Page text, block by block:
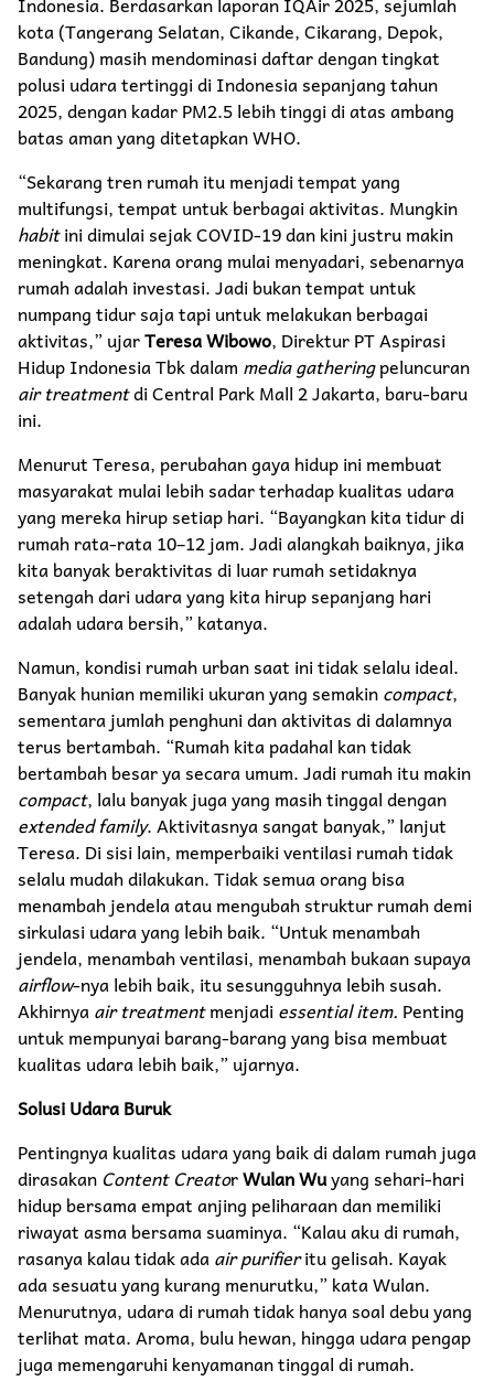
kota (Tangerang Selatan, Cikande, Cikarang, Depok,
Bandung) masih mendominasi daftar dengan tingkat
polusi udara tertinggi di Indonesia sepanjang tahun
2025, dengan kadar PM2.5 lebih tinggi di atas ambang
batas aman yang ditetapkan WHO.
“Sekarang tren rumah itu menjadi tempat yang
multifungsi, tempat untuk berbagai aktivitas. Mungkin
habitini dimulai sejak COVID-19 dan kini justru makin
meningkat. Karena orang mulai menyadari, sebenarnya
rumah adalah investasi. Jadi bukan tempat untuk
numpang tidur saja tapi untuk melakukan berbagai
aktivitas,” ujarTeresa Wibowo, Direktur PT Aspirasi
Hidup Indonesia Tbk dalam media gatheringpeluncuran
air treatmentdi Central Park Mall 2 Jakarta, baru-baru
ini.
Menurut Teresa, perubahan gaya hidup ini membuat
masyarakat mulai lebih sadar terhadap kualitas udara
yang mereka hirup setiap hari. “Bayangkan kita tidur di
rumah rata-rata 10–12 jam. Jadi alangkah baiknya, jika
kita banyak beraktivitas di luar rumah setidaknya
setengah dari udara yang kita hirup sepanjang hari
adalah udara bersih,” katanya.
Namun, kondisi rumah urban saat ini tidak selalu ideal.
Banyak hunian memiliki ukuran yang semakincompact,
sementara jumlah penghuni dan aktivitas di dalamnya
terus bertambah. “Rumah kita padahal kan tidak
bertambah besar ya secara umum. Jadi rumah itu makin
compact, lalu banyak juga yang masih tinggal dengan
extended family. Aktivitasnya sangat banyak,” lanjut
Teresa. Di sisi lain, memperbaiki ventilasi rumah tidak
selalu mudah dilakukan. Tidak semua orang bisa
menambah jendela atau mengubah struktur rumah demi
sirkulasi udara yang lebih baik. “Untuk menambah
jendela, menambah ventilasi, menambah bukaan supaya
airflow-nya lebih baik, itu sesungguhnya lebih susah.
Akhirnyaair treatmentmenjadi essential item. Penting
untuk mempunyai barang-barang yang bisa membuat
kualitas udara lebih baik,” ujarnya.
Solusi Udara Buruk
Pentingnya kualitas udara yang baik di dalam rumah juga
dirasakan Content CreatorWulan Wuyang sehari-hari
hidup bersama empat anjing peliharaan dan memiliki
riwayat asma bersama suaminya. “Kalau aku di rumah,
rasanya kalau tidak adaair purifieritu gelisah. Kayak
ada sesuatu yang kurang menurutku,” kata Wulan.
Menurutnya, udara di rumah tidak hanya soal debu yang
terlihat mata. Aroma, bulu hewan, hingga udara pengap
juga memengaruhi kenyamanan tinggal di rumah.